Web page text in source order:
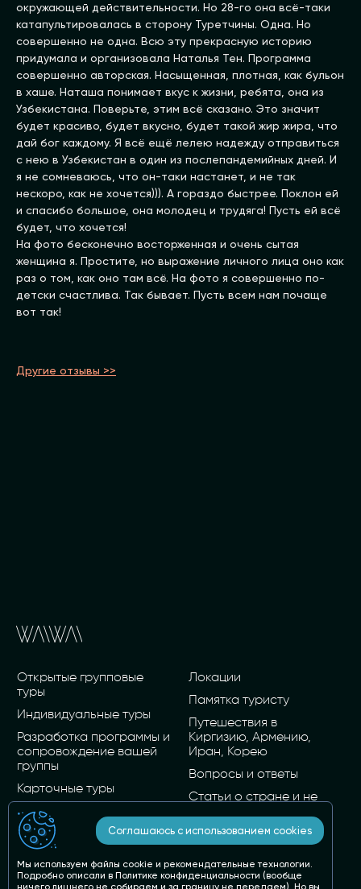
окружающей действительности. Но 28-го она всё-таки
катапультировалась в сторону Туретчины. Одна. Но
совершенно не одна. Всю эту прекрасную историю
придумала и организовала Наталья Тен. Программа
совершенно авторская. Насыщенная, плотная, как бульон
в хаше. Наташа понимает вкус к жизни, ребята, она из
Узбекистана. Поверьте, этим всё сказано. Это значит
будет красиво, будет вкусно, будет такой жир жира, что
дай бог каждому. Я всё ещё лелею надежду отправиться
с нею в Узбекистан в один из послепандемийных дней. И
я не сомневаюсь, что он-таки настанет, и не так
нескоро, как не хочется))). А гораздо быстрее. Поклон ей
и спасибо большое, она молодец и трудяга! Пусть ей всё
будет, что хочется!
На фото бесконечно восторженная и очень сытая
женщина я. Простите, но выражение личного лица оно как
раз о том, как оно там всё. На фото я совершенно по-
детски счастлива. Так бывает. Пусть всем нам почаще
вот так!
Другие отзывы >>
Открытые групповые
туры
Индивидуальные туры
Разработка программы и
сопровождение вашей
группы
Карточные туры
О нас
Локации
Памятка туристу
Путешествия в
Киргизию, Армению,
Иран, Корею
Вопросы и ответы
Статьи о стране и не
Пн - Вс: 10:00 - 19:00
privet@wai-wai.ru
Соглашаюсь с использованием cookies
Мы используем файлы cookie и рекомендательные технологии.
Подробно описали в Политике конфиденциальности (вообще
ничего лишнего не собираем и за границу не передаем). Но вы